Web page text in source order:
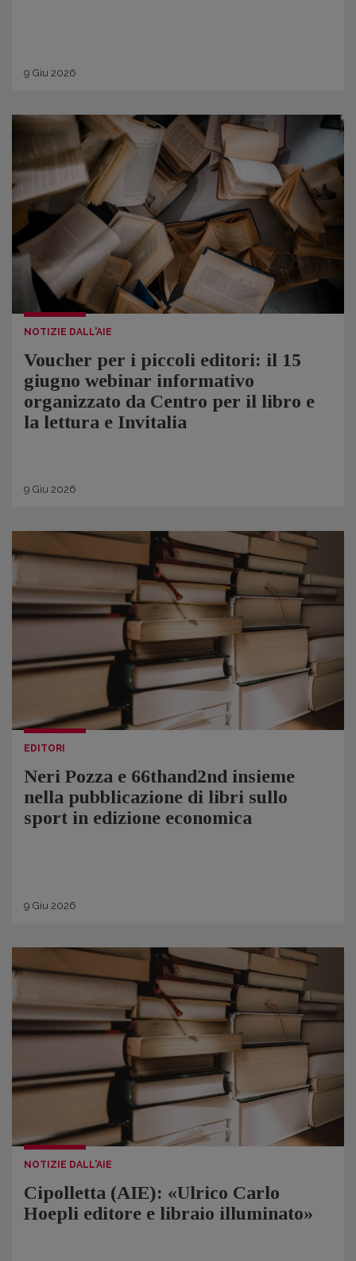
9 Giu 2026
NOTIZIE DALL'AIE
Voucher per i piccoli editori: il 15
giugno webinar informativo
organizzato da Centro per il libro e
la lettura e Invitalia
9 Giu 2026
EDITORI
Neri Pozza e 66thand2nd insieme
nella pubblicazione di libri sullo
sport in edizione economica
9 Giu 2026
NOTIZIE DALL'AIE
Cipolletta (AIE): «Ulrico Carlo
Hoepli editore e libraio illuminato»